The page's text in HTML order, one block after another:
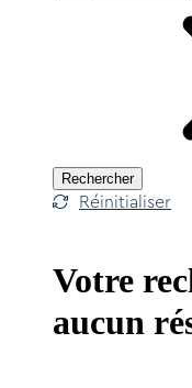
Rechercher
Réinitialiser
Votre
aucun